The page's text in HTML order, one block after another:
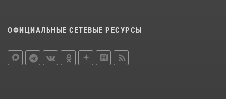
ОФИЦИАЛЬНЫЕ СЕТЕВЫЕ РЕСУРСЫ